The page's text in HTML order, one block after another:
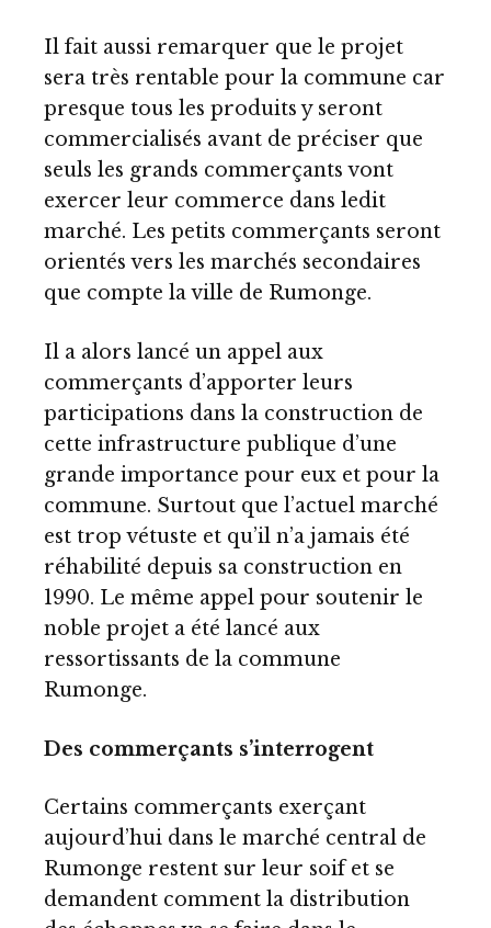
Il fait aussi remarquer que le projet
sera très rentable pour la commune car
presque tous les produits y seront
commercialisés avant de préciser que
seuls les grands commerçants vont
exercer leur commerce dans ledit
marché. Les petits commerçants seront
orientés vers les marchés secondaires
que compte la ville de Rumonge.
Il a alors lancé un appel aux
commerçants d’apporter leurs
participations dans la construction de
cette infrastructure publique d’une
grande importance pour eux et pour la
commune. Surtout que l’actuel marché
est trop vétuste et qu’il n’a jamais été
réhabilité depuis sa construction en
1990. Le même appel pour soutenir le
noble projet a été lancé aux
ressortissants de la commune
Rumonge.
Des commerçants s’interrogent
Certains commerçants exerçant
aujourd’hui dans le marché central de
Rumonge restent sur leur soif et se
demandent comment la distribution